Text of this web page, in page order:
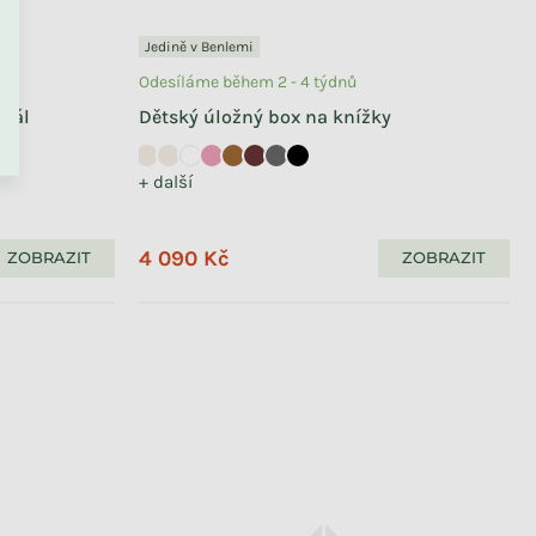
ZOBRAZIT
Jedině v Benlemi
Dětský úložný box na knížky
+ další
Odesíláme během 2 - 4 týdnů
4 090 Kč ZOBRAZIT
pokoje MRAK
Odesíláme během 2 - 4 týdnů